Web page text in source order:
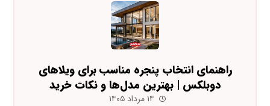
راهنمای انتخاب پنجره مناسب برای ویلاهای
دوبلکس | بهترین مدل‌ها و نکات خرید
۱۴ مرداد ۱۴۰۵